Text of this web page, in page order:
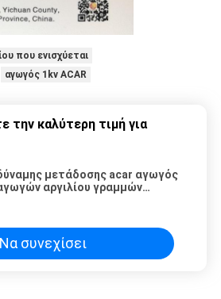
που ενισχύεται
αγωγός 1kv ACAR
την καλύτερη τιμή για
μετάδοσης acar αγωγός
αργιλίου γραμμών
Να συνεχίσει